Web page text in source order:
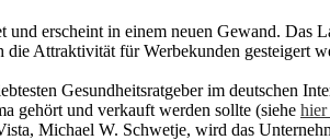
und erscheint in einem neuen Gewand. Das
Attraktivität für Werbekunden gesteigert
Gesundheitsratgeber im
gehört und verkauft werden sollte (siehe hier
Michael W. Schwetje, wird das